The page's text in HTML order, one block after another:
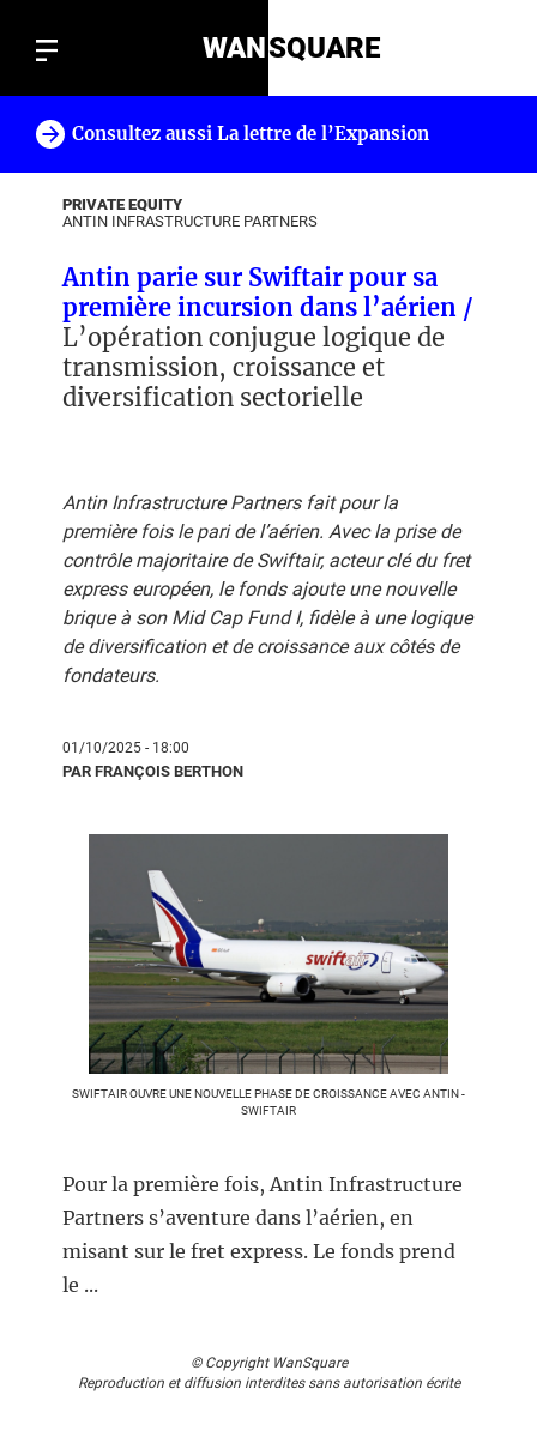
WANSQUARE
Consultez aussi La lettre de l’Expansion
PRIVATE EQUITY
ANTIN INFRASTRUCTURE PARTNERS
Antin parie sur Swiftair pour sa
première incursion dans l’aérien /
L’opération conjugue logique de
transmission, croissance et
diversification sectorielle
Antin Infrastructure Partners fait pour la
première fois le pari de l’aérien. Avec la prise de
contrôle majoritaire de Swiftair, acteur clé du fret
express européen, le fonds ajoute une nouvelle
brique à son Mid Cap Fund I, fidèle à une logique
de diversification et de croissance aux côtés de
fondateurs.
01/10/2025 - 18:00
PAR FRANÇOIS BERTHON
SWIFTAIR OUVRE UNE NOUVELLE PHASE DE CROISSANCE AVEC ANTIN -
SWIFTAIR
Pour la première fois, Antin Infrastructure
Partners s’aventure dans l’aérien, en
misant sur le fret express. Le fonds prend
le ...
© Copyright WanSquare
Reproduction et diffusion interdites sans autorisation écrite